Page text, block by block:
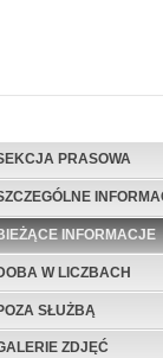
PRASOWA
INFORMACJE
W LICZBACH
SŁUŻBĄ
ZDJĘĆ